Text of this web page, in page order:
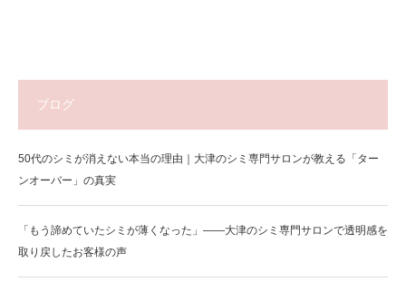
ブログ
50代のシミが消えない本当の理由｜大津のシミ専門サロンが教える「ター
ンオーバー」の真実
「もう諦めていたシミが薄くなった」——大津のシミ専門サロンで透明感を
取り戻したお客様の声